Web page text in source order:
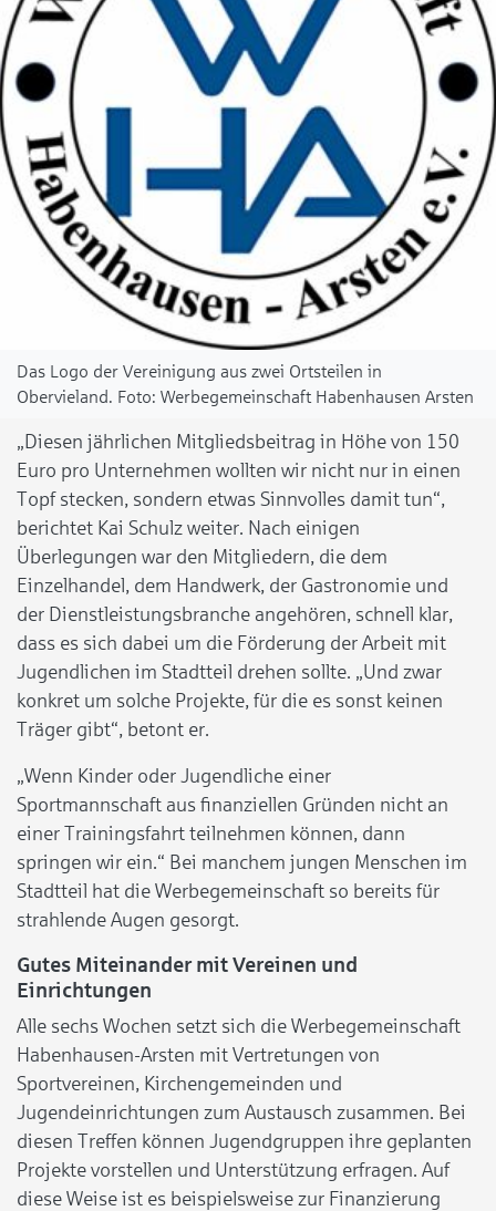
Das Logo der Vereinigung aus zwei Ortsteilen in
Obervieland.
Werbegemeinschaft Habenhausen Arsten
„Diesen jährlichen Mitgliedsbeitrag in Höhe von 150
Euro pro Unternehmen wollten wir nicht nur in einen
Topf stecken, sondern etwas Sinnvolles damit tun“,
berichtet Kai Schulz weiter. Nach einigen
Überlegungen war den Mitgliedern, die dem
Einzelhandel, dem Handwerk, der Gastronomie und
der Dienstleistungsbranche angehören, schnell klar,
dass es sich dabei um die Förderung der Arbeit mit
Jugendlichen im Stadtteil drehen sollte. „Und zwar
konkret um solche Projekte, für die es sonst keinen
Träger gibt“, betont er.
„Wenn Kinder oder Jugendliche einer
Sportmannschaft aus finanziellen Gründen nicht an
einer Trainingsfahrt teilnehmen können, dann
springen wir ein.“ Bei manchem jungen Menschen im
Stadtteil hat die Werbegemeinschaft so bereits für
strahlende Augen gesorgt.
Gutes Miteinander mit Vereinen und
Einrichtungen
Alle sechs Wochen setzt sich die Werbegemeinschaft
Habenhausen-Arsten mit Vertretungen von
Sportvereinen, Kirchengemeinden und
Jugendeinrichtungen zum Austausch zusammen. Bei
diesen Treffen können Jugendgruppen ihre geplanten
Projekte vorstellen und Unterstützung erfragen. Auf
diese Weise ist es beispielsweise zur Finanzierung